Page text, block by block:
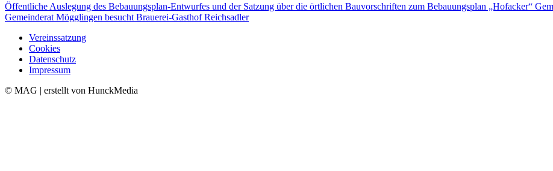
Öffentliche Auslegung des Bebauungsplan-Entwurfes und der Satzung über die örtlichen Bauvorschriften zum Bebauungsplan „Hofacker“
Gemeinderat Mögglingen besucht Brauerei-Gasthof Reichsadler
Vereinssatzung
Cookies
Datenschutz
Impressum
© MAG | erstellt von HunckMedia